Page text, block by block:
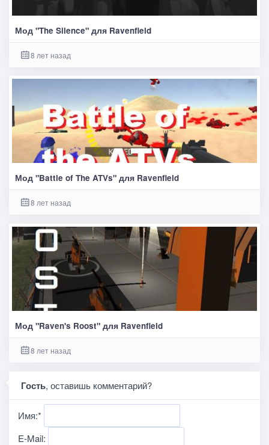
Мод "The Silence" для Ravenfield
8 лет назад
Мод "Battle of The ATVs" для Ravenfield
8 лет назад
Мод "Raven's Roost" для Ravenfield
8 лет назад
Гость, оставишь комментарий?
Имя:*
E-Mail: